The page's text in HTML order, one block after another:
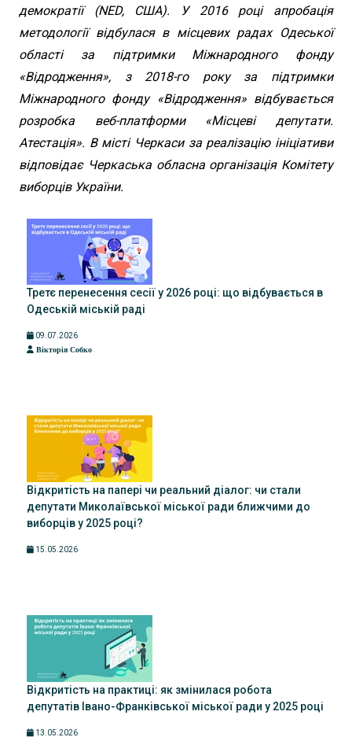
демократії (NED, США). У 2016 році апробація
методології відбулася в місцевих радах Одеської
області за підтримки Міжнародного фонду
«Відродження», з 2018-го року за підтримки
Міжнародного фонду «Відродження» відбувається
розробка веб-платформи «Місцеві депутати.
Атестація». В місті Черкаси за реалізацію ініціативи
відповідає Черкаська обласна організація Комітету
виборців України.
Третє перенесення сесії у 2026 році: що відбувається в
Одеській міській раді
09.07.2026
Вікторія Собко
Відкритість на папері чи реальний діалог: чи стали
депутати Миколаївської міської ради ближчими до
виборців у 2025 році?
15.05.2026
Відкритість на практиці: як змінилася робота
депутатів Івано-Франківської міської ради у 2025 році
13.05.2026